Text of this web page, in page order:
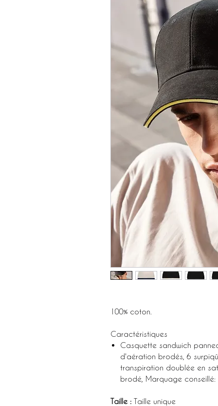
100% coton.
Caractéristiques
Casquette sandwich
d'aération brodés, 6
transpiration doublée en
brodé, Marquage
Taille : Taille unique